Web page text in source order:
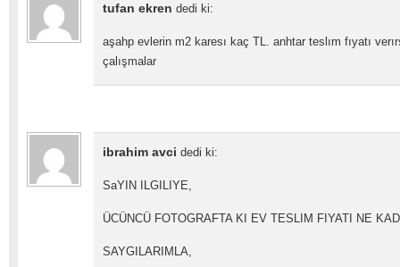
tufan ekren dedi ki:
aşahp evlerin m2 karesı kaç TL. anhtar teslım fıyatı
çalışmalar
ibrahim avci dedi ki:
SaYIN ILGILIYE,
ÜCÜNCÜ FOTOGRAFTA KI EV TESLIM FIYATI NE
SAYGILARIMLA,